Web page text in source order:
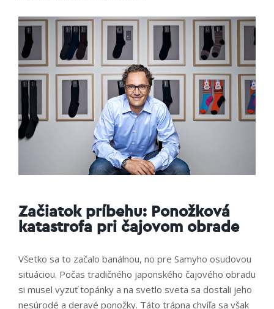
Začiatok príbehu: Ponožková
katastrofa pri čajovom obrade
Všetko sa to začalo banálnou, no pre Samyho osudovou
situáciou. Počas tradičného japonského čajového obradu
si musel vyzuť topánky a na svetlo sveta sa dostali jeho
nesúrodé a deravé ponožky. Táto trápna chvíľa sa však